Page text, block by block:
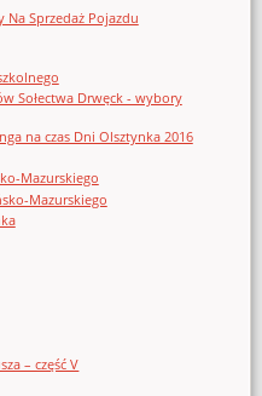
Na Sprzedaż Pojazdu
Sołectwa Drwęck - wybory
na czas Dni Olsztynka 2016
Mazurskiego
Mazurskiego
– część V